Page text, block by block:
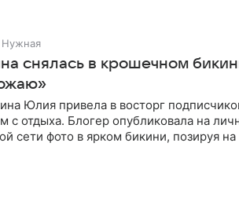
Нужная
снялась в крошечном
Юлия привела в восторг
с отдыха. Блогер опубликовала на
сети фото в ярком бикини, позируя на